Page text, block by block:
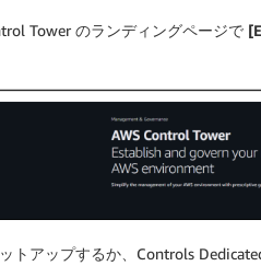
Tower のランディングページで
トアップするか、Controls